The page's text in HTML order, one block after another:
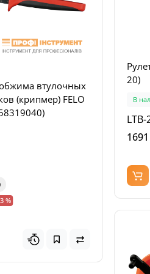
втулочных
(крипмер) FELO
%
В
20)
В
LTB-